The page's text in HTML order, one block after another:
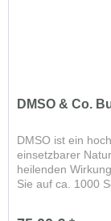
DMSO & Co.
DMSO ist ein
einsetzbarer
heilenden
Sie auf ca. 1000